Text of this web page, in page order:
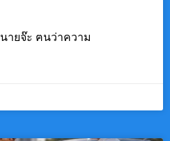
ายจ๊ะ ฅนว่าความ